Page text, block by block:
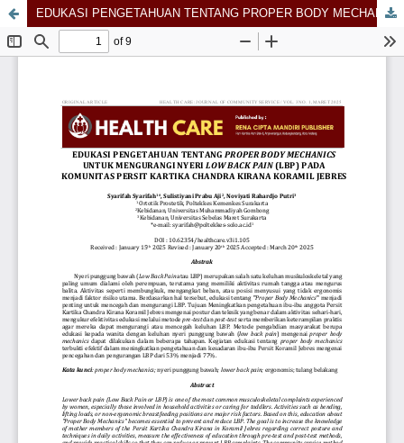
EDUKASI PENGETAHUAN TENTANG PROPER BODY MECHANICS UNTUK MENGURANGI NYERI LOW BACK PAIN (LBP) PADAKOMUNITAS PERSIT KARTIKA CHANDRA KIRANA KORAMIL JEBRES